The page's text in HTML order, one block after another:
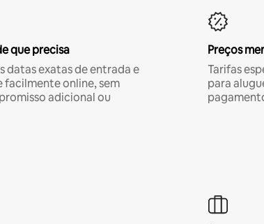
que precisa
datas exatas de entrada e
facilmente online, sem
adicional ou
Preços
Tarifas
para